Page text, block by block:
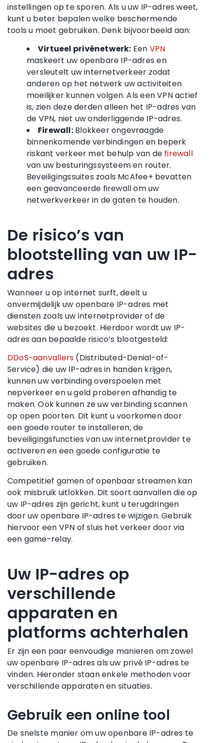
instellingen op te sporen. Als u uw IP-adres weet,
kunt u beter bepalen welke beschermende
tools u moet gebruiken. Denk bijvoorbeeld aan:
Virtueel privénetwerk: Een VPN
maskeert uw openbare IP-adres en
versleutelt uw internetverkeer zodat
anderen op het netwerk uw activiteiten
moeilijker kunnen volgen. Als een VPN actief
is, zien deze derden alleen het IP-adres van
de VPN, niet uw onderliggende IP-adres.
Firewall:Blokkeer ongevraagde
binnenkomende verbindingen en beperk
riskant verkeer met behulp van de firewall
van uw besturingssysteem en router.
Beveiligingssuites zoals McAfee+ bevatten
een geavanceerde firewall om uw
netwerkverkeer in de gaten te houden.
De risico’s van
blootstelling van uw IP-
adres
Wanneer u op internet surft, deelt u
onvermijdelijk uw openbare IP-adres met
diensten zoals uw internetprovider of de
websites die u bezoekt. Hierdoor wordt uw IP-
adres aan bepaalde risico’s blootgesteld:
DDoS-aanvallers (Distributed-Denial-of-
Service) die uw IP-adres in handen krijgen,
kunnen uw verbinding overspoelen met
nepverkeer en u geld proberen afhandig te
maken. Ook kunnen ze uw verbinding scannen
op open poorten. Dit kunt u voorkomen door
een goede router te installeren, de
beveiligingsfuncties van uw internetprovider te
activeren en een goede configuratie te
gebruiken.
Competitief gamen of openbaar streamen kan
ook misbruik uitlokken. Dit soort aanvallen die op
uw IP-adres zijn gericht, kunt u terugdringen
door uw openbare IP-adres te wijzigen. Gebruik
hiervoor een VPN of sluis het verkeer door via
een game-relay.
Uw IP-adres op
verschillende
apparaten en
platforms achterhalen
Er zijn een paar eenvoudige manieren om zowel
uw openbare IP-adres als uw privé IP-adres te
vinden. Hieronder staan enkele methoden voor
verschillende apparaten en situaties.
Gebruik een online tool
De snelste manier om uw openbare IP-adres te